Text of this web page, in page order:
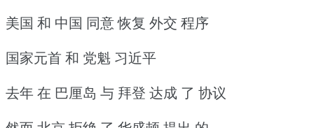
美国 和 中国 同意 恢复 外交 程序
国家元首 和 党魁 习近平
去年 在 巴厘岛 与 拜登 达成 了 协议